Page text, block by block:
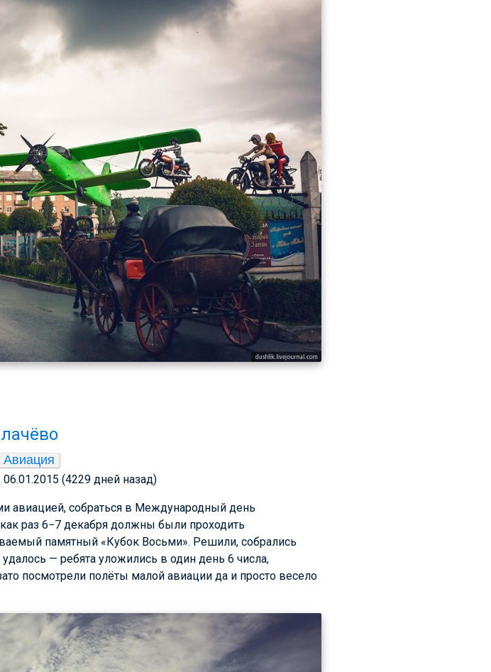
Авиация
06.01.2015 (4229 дней назад)
авиацией, собраться в Международный день
раз 6−7 декабря должны были проходить
памятный «Кубок Восьми». Решили, собрались
— ребята уложились в один день 6 числа,
посмотрели полёты малой авиации да и просто весело